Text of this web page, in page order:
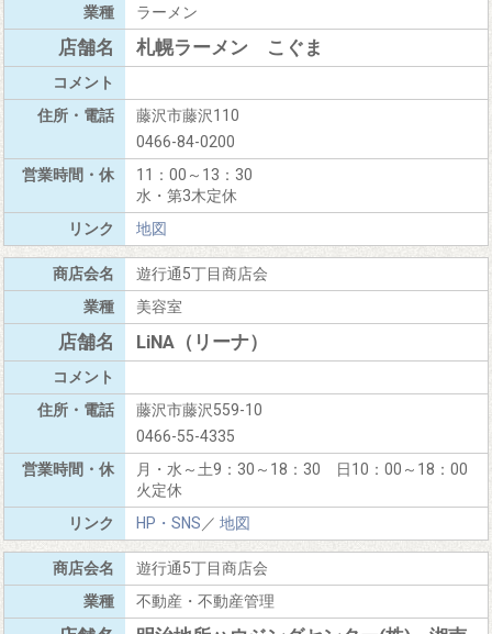
ラーメン
札幌ラーメン こぐま
藤沢市藤沢110
0466-84-0200
11：00～13：30
水・第3木定休
地図
遊行通5丁目商店会
美容室
LiNA（リーナ）
藤沢市藤沢559-10
0466-55-4335
月・水～土9：30～18：30 日10：00～18：00
火定休
HP・SNS／ 地図
遊行通5丁目商店会
不動産・不動産管理